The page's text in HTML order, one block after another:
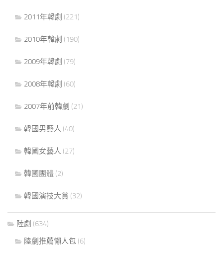
2011年韓劇 (221)
2010年韓劇 (190)
2009年韓劇 (79)
2008年韓劇 (60)
2007年前韓劇 (21)
韓國男藝人 (40)
韓國女藝人 (27)
韓國團體 (2)
韓國演技大賞 (32)
陸劇 (634)
陸劇推薦懶人包 (6)